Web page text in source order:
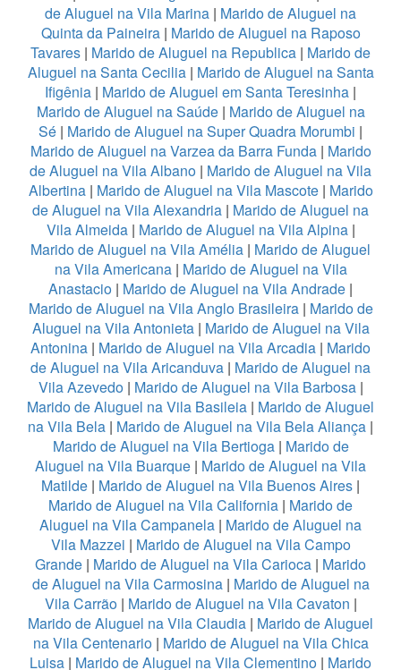
de Aluguel na Vila Marina | Marido de Aluguel na
Quinta da Paineira| Marido de Aluguel na Raposo
Tavares | Marido de Aluguel na Republica | Marido de
Aluguel na Santa Cecilia| Marido de Aluguel na Santa
Ifigênia | Marido de Aluguel em Santa Teresinha |
Marido de Aluguel na Saúde| Marido de Aluguel na
Sé | Marido de Aluguel na Super Quadra Morumbi |
Marido de Aluguel na Varzea da Barra Funda| Marido
de Aluguel na Vila Albano | Marido de Aluguel na Vila
Albertina| Marido de Aluguel na Vila Mascote| Marido
de Aluguel na Vila Alexandria | Marido de Aluguel na
Vila Almeida | Marido de Aluguel na Vila Alpina |
Marido de Aluguel na Vila Amélia | Marido de Aluguel
na Vila Americana| Marido de Aluguel na Vila
Anastacio | Marido de Aluguel na Vila Andrade |
Marido de Aluguel na Vila Anglo Brasileira| Marido de
Aluguel na Vila Antonieta| Marido de Aluguel na Vila
Antonina | Marido de Aluguel na Vila Arcadia | Marido
de Aluguel na Vila Aricanduva | Marido de Aluguel na
Vila Azevedo| Marido de Aluguel na Vila Barbosa|
Marido de Aluguel na Vila Basileia | Marido de Aluguel
na Vila Bela | Marido de Aluguel na Vila Bela Aliança |
Marido de Aluguel na Vila Bertioga| Marido de
Aluguel na Vila Buarque | Marido de Aluguel na Vila
Matilde | Marido de Aluguel na Vila Buenos Aires |
Marido de Aluguel na Vila California | Marido de
Aluguel na Vila Campanela | Marido de Aluguel na
Vila Mazzei | Marido de Aluguel na Vila Campo
Grande | Marido de Aluguel na Vila Carioca | Marido
de Aluguel na Vila Carmosina| Marido de Aluguel na
Vila Carrão| Marido de Aluguel na Vila Cavaton |
Marido de Aluguel na Vila Claudia | Marido de Aluguel
na Vila Centenario| Marido de Aluguel na Vila Chica
Luisa | Marido de Aluguel na Vila Clementino | Marido